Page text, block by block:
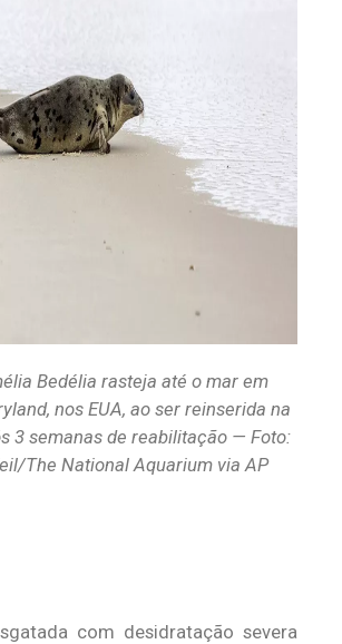
Bedélia rasteja até o mar em
nos EUA, ao ser reinserida na
3 semanas de reabilitação — Foto:
The National Aquarium via AP
com desidratação severa